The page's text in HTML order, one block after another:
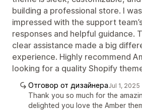
building a professional store. I
impressed with the support
responses and helpful guidance.
clear assistance made a big
experience. Highly recommend
looking for a quality Shopify
Отговор от дизайнераJul 1, 2025
Thank you so much for the
delighted you love the Amber